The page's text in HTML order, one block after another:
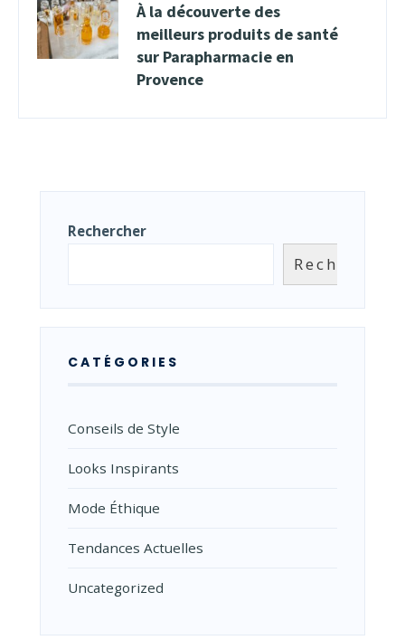
À la découverte des
meilleurs produits de santé
sur Parapharmacie en
Provence
Rechercher
Rechercher
CATÉGORIES
Conseils de Style
Looks Inspirants
Mode Éthique
Tendances Actuelles
Uncategorized